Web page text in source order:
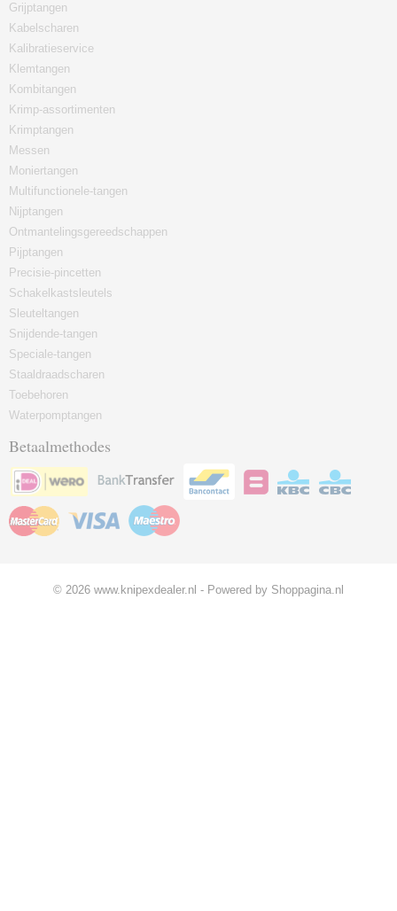
Grijptangen
Kabelscharen
Kalibratieservice
Klemtangen
Kombitangen
Krimp-assortimenten
Krimptangen
Messen
Moniertangen
Multifunctionele-tangen
Nijptangen
Ontmantelingsgereedschappen
Pijptangen
Precisie-pincetten
Schakelkastsleutels
Sleuteltangen
Snijdende-tangen
Speciale-tangen
Staaldraadscharen
Toebehoren
Waterpomptangen
Betaalmethodes
© 2026 www.knipexdealer.nl - Powered by Shoppagina.nl